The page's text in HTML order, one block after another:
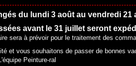
du lundi 3 août au vendredi 21
avant le 31 juillet seront
sera à prévoir pour le traitement des
et vous souhaitons de passer de bonnes
Peinture-ral